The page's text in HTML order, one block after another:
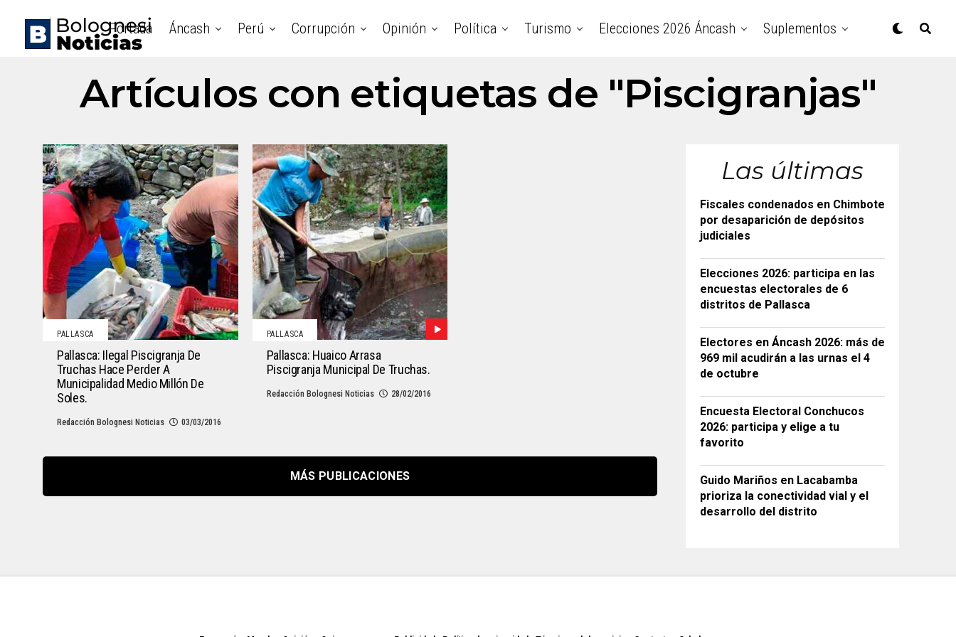
Portada Áncash Perú Corrupción Opinión Política Turismo Elecciones 2026 Áncash Suplementos
Artículos con etiquetas de "Piscigranjas"
PALLASCA
Pallasca: Ilegal Piscigranja De
Truchas Hace Perder A
Municipalidad Medio Millón De
Soles.
Redacción Bolognesi Noticias 03/03/2016
PALLASCA
Pallasca: Huaico Arrasa
Piscigranja Municipal De Truchas.
Redacción Bolognesi Noticias 28/02/2016
MÁS PUBLICACIONES
Las últimas
Fiscales condenados en Chimbote
por desaparición de depósitos
judiciales
Elecciones 2026: participa en las
encuestas electorales de 6
distritos de Pallasca
Electores en Áncash 2026: más de
969 mil acudirán a las urnas el 4
de octubre
Encuesta Electoral Conchucos
2026: participa y elige a tu
favorito
Guido Mariños en Lacabamba
prioriza la conectividad vial y el
desarrollo del distrito